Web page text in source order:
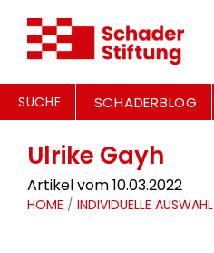
SUCHE SCHADERBLOG
Ulrike Gayh
Artikel vom 10.03.2022
HOME / INDIVIDUELLE AUSWAHL